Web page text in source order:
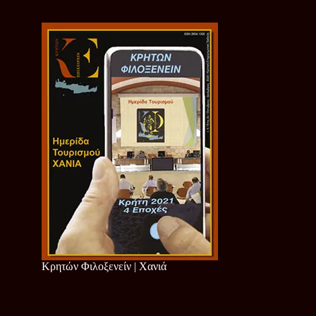
Κρητών Φιλοξενείν | Χανιά